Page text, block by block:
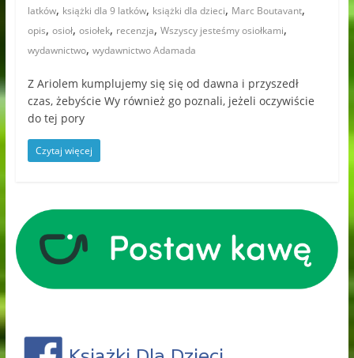
latków, książki dla 9 latków, książki dla dzieci, Marc Boutavant,
opis, osioł, osiołek, recenzja, Wszyscy jesteśmy osiołkami,
wydawnictwo, wydawnictwo Adamada
Z Ariolem kumplujemy się się od dawna i przyszedł
czas, żebyście Wy również go poznali, jeżeli oczywiście
do tej pory
Czytaj więcej